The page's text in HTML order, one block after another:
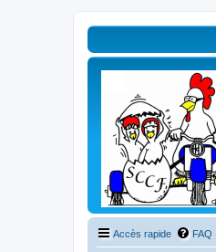
Accès rapide FAQ